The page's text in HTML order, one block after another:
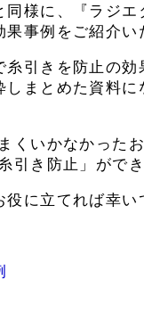
同様に、『ラジ
事例をご紹介い
引きを防止の
まとめた資料
くいかなかった
引き防止」がで
役に立てれば幸い